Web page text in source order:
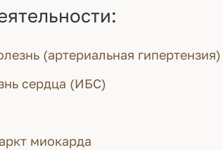
(артериальная гипертензия)
сердца (ИБС)
миокарда